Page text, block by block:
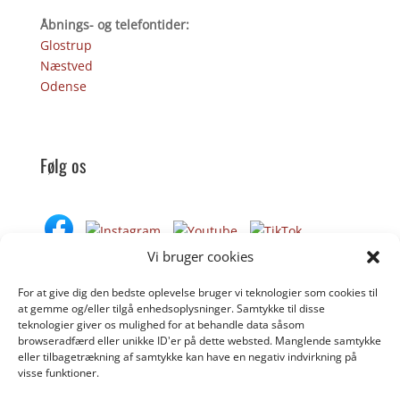
Vi bruger cookies
For at give dig den bedste oplevelse bruger vi teknologier som cookies til
at gemme og/eller tilgå enhedsoplysninger. Samtykke til disse
teknologier giver os mulighed for at behandle data såsom
browseradfærd eller unikke ID'er på dette websted. Manglende samtykke
eller tilbagetrækning af samtykke kan have en negativ indvirkning på
visse funktioner.
Åbnings- og telefontider:
Glostrup
Næstved
Odense
Følg os
Donér til Inges Kattehjem
DONÉR